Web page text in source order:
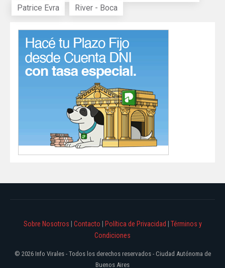
Patrice Evra
River - Boca
Sobre Nosotros Contacto Política de Privacidad
Términos y
Condiciones
© 2026 Info Virales - Todos los derechos reservados - Ciudad Autónoma de
Buenos Aires